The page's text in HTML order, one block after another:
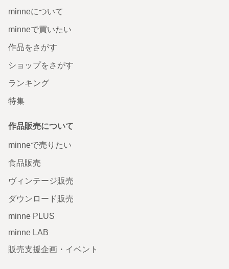
minneについて
minneで買いたい
作品をさがす
ショップをさがす
ランキング
特集
作品販売について
minneで売りたい
食品販売
ヴィンテージ販売
ダウンロード販売
minne PLUS
minne LAB
販売支援企画・イベント